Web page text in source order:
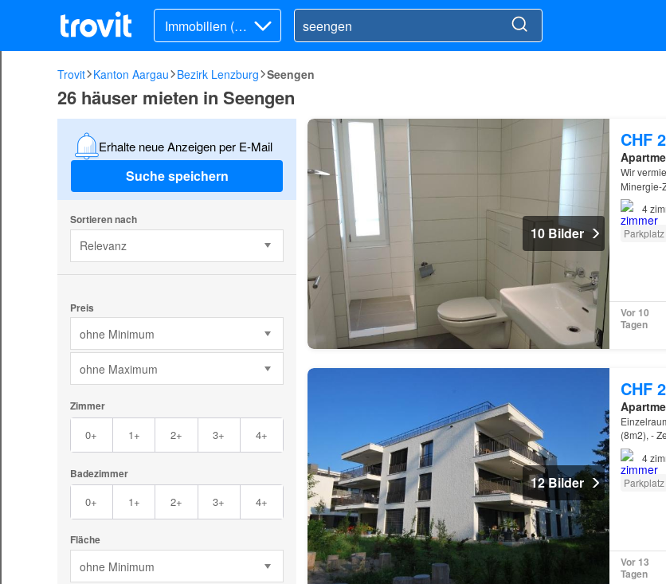
Immobilien (Mi
ete)
Trovit Kanton Aargau Bezirk Lenzburg Seengen
26 häuser mieten in Seengen
Erhalte neue Anzeigen per E-Mail
Suche speichern
Sortieren nach
Relevanz
Preis
ohne Minimum
ohne Maximum
Zimmer
0+ 1+ 2+ 3+ 4+
Badezimmer
0+ 1+ 2+ 3+ 4+
Fläche
ohne Minimum
10 Bilder
CHF
Wir
Minergie-
4
Parkplatz
Vor 10
Tagen
12 Bilder
CHF
(8m2), -
4
Parkplatz
Vor 13
Tagen